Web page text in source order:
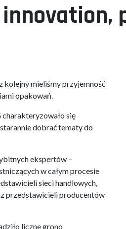
-
kolejny mieliśmy przyjemność
opakowań.
się
dobrać tematy do
ekspertów –
w całym procesie
sieci handlowych,
przedstawicieli producentów
liczne grono